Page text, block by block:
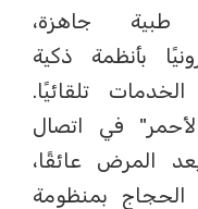
جاهزة،
بأنظمة ذكية
تلقائيًا.
في اتصال
المرض عائقًا،
بمنظومة